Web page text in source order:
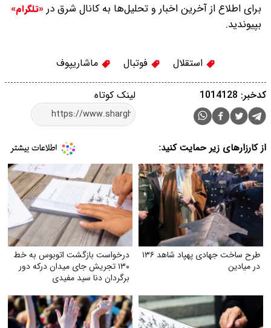
برای اطلاع از آخرین اخبار و تحلیل‌ها به کانال شرق در «تلگرام»
بپیوندید.
استقلال فوتبال ماشاریپوف
لینک کوتاه کدخبر: 1014128
از کارزارهای زیر حمایت کنید:
طرح ساخت جهادی پهپاد شاهد ۱۳۶
در میادین
درخواست بازگشت اتوبوس به خط
۱۳۰ تجریش جای میدان درکه دور
برگردان دنا سید مفیدی